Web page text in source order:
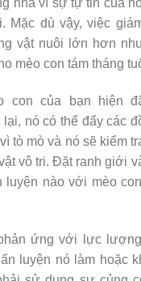
nhà vì sự tự tin của
Mặc dù vậy, việc
vật nuôi lớn hơn
mèo con tám tháng
con của bạn hiện
nó có thể đẩy các
tò mò và nó sẽ kiểm
vô tri. Đặt ranh giới
luyện nào với mèo
ứng với lực
luyện nó làm hoặc